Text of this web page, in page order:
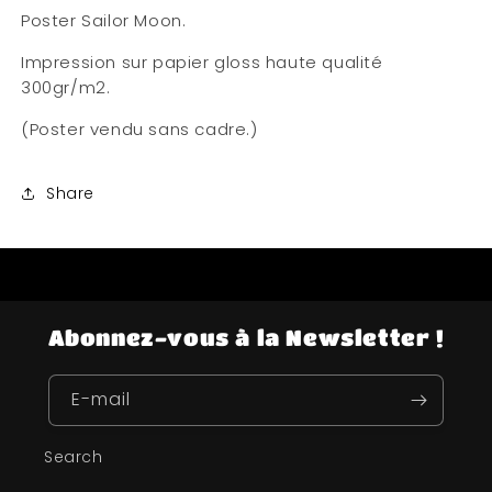
Poster Sailor Moon.
Impression sur papier gloss haute qualité
300gr/m2.
(Poster vendu sans cadre.)
Share
Abonnez-vous à la Newsletter !
E-mail
Search